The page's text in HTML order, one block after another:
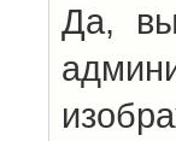
Да,